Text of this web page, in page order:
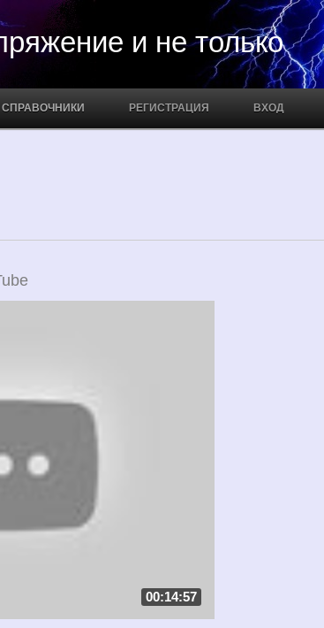
и не только
СПРАВОЧНИКИ РЕГИСТРАЦИЯ ВХОД
00:14:57